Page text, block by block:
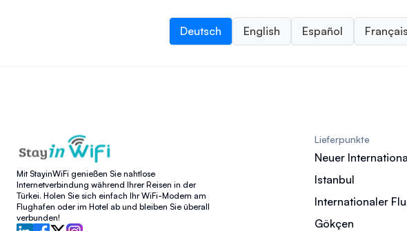
Deutsch English Español Français
Mit StayinWiFi genießen Sie nahtlose
Internetverbindung während Ihrer Reisen in der
Türkei. Holen Sie sich einfach Ihr WiFi-Modem am
Flughafen oder im Hotel ab und bleiben Sie überall
verbunden!
Lieferpunkte
Neuer
Istanbul
Internationaler
Gökçen